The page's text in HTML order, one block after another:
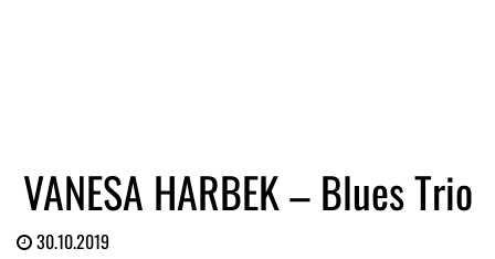
VANESA HARBEK – Blues Trio
30.10.2019